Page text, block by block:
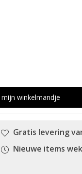
mijn winkelmandje
Gratis levering
Nieuwe items